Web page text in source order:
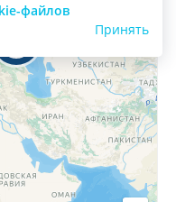
файлов
Принять